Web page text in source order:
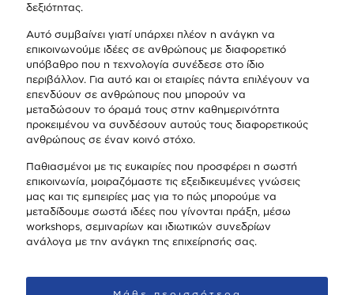
δεξιότητας.
Αυτό συμβαίνει γιατί υπάρχει πλέον η ανάγκη να
επικοινωνούμε ιδέες σε ανθρώπους με διαφορετικό
υπόβαθρο που η τεχνολογία συνέδεσε στο ίδιο
περιβάλλον. Για αυτό και οι εταιρίες πάντα επιλέγουν να
επενδύουν σε ανθρώπους που μπορούν να
μεταδώσουν το όραμά τους στην καθημερινότητα
προκειμένου να συνδέσουν αυτούς τους διαφορετικούς
ανθρώπους σε έναν κοινό στόχο.
Παθιασμένοι με τις ευκαιρίες που προσφέρει η σωστή
επικοινωνία, μοιραζόμαστε τις εξειδικευμένες γνώσεις
μας και τις εμπειρίες μας για το πώς μπορούμε να
μεταδίδουμε σωστά ιδέες που γίνονται πράξη, μέσω
workshops, σεμιναρίων και ιδιωτικών συνεδρίων
ανάλογα με την ανάγκη της επιχείρησής σας.